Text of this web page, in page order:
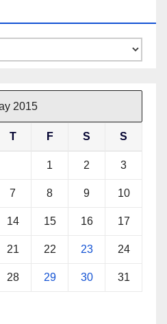
2015
T F S S
1 2 3
7 8 9 10
14 15 16 17
21 22 23 24
28 29 30 31